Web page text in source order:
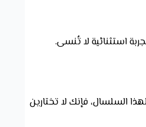
استثنائية لا تُنسى.
السلسال، فإنك لا تختارين